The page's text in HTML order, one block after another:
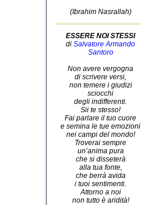
(Ibrahim Nasrallah)
ESSERE NOI STESSI
di Salvatore Armando
Santoro
Non avere vergogna
di scrivere versi,
non temere i giudizi
sciocchi
degli indifferenti.
Sii te stesso!
Fai parlare il tuo cuore
e semina le tue emozioni
nei campi del mondo!
Troverai sempre
un’anima pura
che si disseterà
alla tua fonte,
che berrà avida
i tuoi sentimenti.
Attorno a noi
non tutto è aridità!